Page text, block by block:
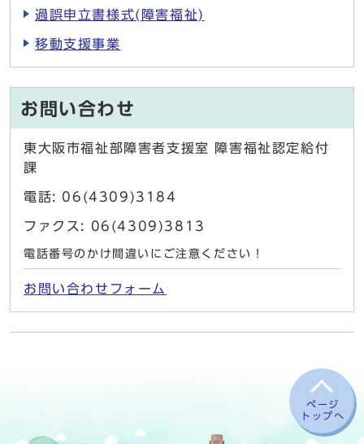
過誤申立書様式(障害福祉)
移動支援事業
お問い合わせ
東大阪市福祉部障害者支援室 障害福祉認定給付
課
電話: 06(4309)3184
ファクス: 06(4309)3813
電話番号のかけ間違いにご注意ください！
お問い合わせフォーム
ページ
トップへ